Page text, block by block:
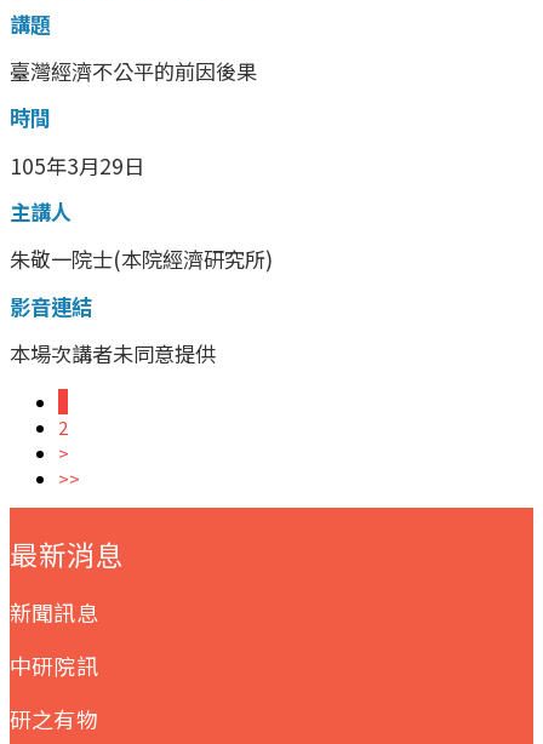
講題
臺灣經濟不公平的前因後果
時間
105年3月29日
主講人
朱敬一院士(本院經濟研究所)
影音連結
本場次講者未同意提供
2
>
>>
最新消息
新聞訊息
中研院訊
研之有物